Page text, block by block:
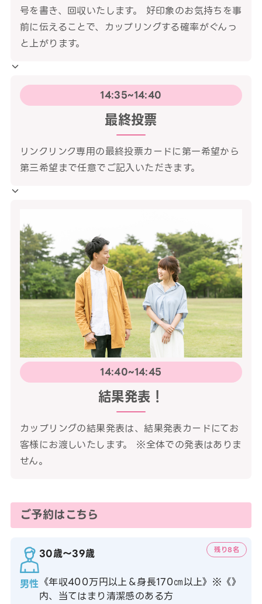
号を書き、回収いたします。 好印象のお気持ちを事
前に伝えることで、カップリングする確率がぐんっ
と上がります。
14:35~14:40
最終投票
リンクリンク専用の最終投票カードに第一希望から
第三希望まで任意でご記入いただきます。
14:40~14:45
結果発表！
カップリングの結果発表は、結果発表カードにてお
客様にお渡しいたします。 ※全体での発表はありま
せん。
ご予約はこちら
男性
30歳〜39歳
《年収400万円以上＆身長170㎝以上》※《》
内、当てはまり清潔感のある方
残り8名